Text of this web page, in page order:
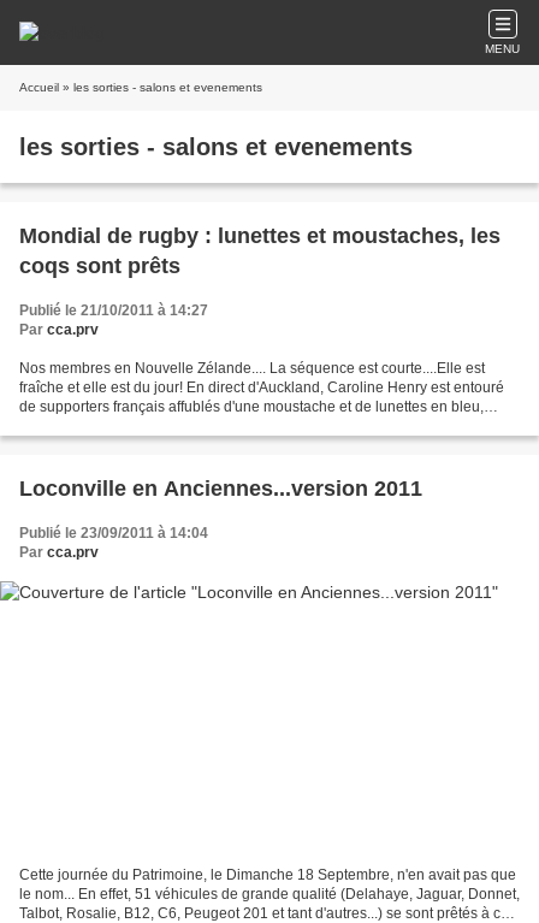
MENU
Accueil » les sorties - salons et evenements
les sorties - salons et evenements
Mondial de rugby : lunettes et moustaches, les
coqs sont prêts
Publié le 21/10/2011 à 14:27
Par cca.prv
Nos membres en Nouvelle Zélande.... La séquence est courte....Elle est
fraîche et elle est du jour! En direct d'Auckland, Caroline Henry est entouré
de supporters français affublés d'une moustache et de lunettes en bleu,
Loconville en Anciennes...version 2011
Publié le 23/09/2011 à 14:04
Par cca.prv
Cette journée du Patrimoine, le Dimanche 18 Septembre, n'en avait pas que
le nom... En effet, 51 véhicules de grande qualité (Delahaye, Jaguar, Donnet,
Talbot, Rosalie, B12, C6, Peugeot 201 et tant d'autres...) se sont prêtés à ce